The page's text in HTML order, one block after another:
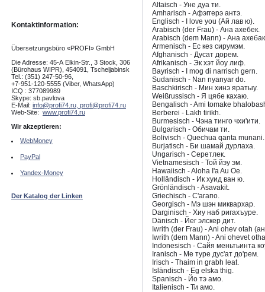
Kontaktinformation:
Übersetzungsbüro «PROFI» GmbH
Die Adresse: 45-А Elkin-Str., 3 Stock, 306
(Bürohaus WIPR), 454091, Tscheljabinsk
Tel.: (351) 247-50-96,
+7-951-120-5555 (Viber, WhatsApp)
ICQ : 377089989
Skype: sb.pavlova
E-Mail: info@profi74.ru, profi@profi74.ru
Web-Site: www.profi74.ru
Wir akzeptieren:
WebMoney
PayPal
Yandex-Money
Der Katalog der Linken
Altaisch - Уне дуа ти.
Amharisch - Афэггерэ антэ.
Englisch - I love you (Ай лав ю).
Arabisch (der Frau) - Ана ахебек.
Arabisch (dem Mann) - Ана
Armenisch - Ес кез сирумэм.
Afghanisch - Дусат дорем.
Afrikanisch - Эк хэт йоу лиф.
Bayrisch - I mog di narrisch gern.
Sudanisch - Nan nyanyar do.
Baschkirisch - Мин хинэ яратыу.
Weißrussisch - Я цябе кахаю.
Bengalisch - Ami tomake
Berberei - Lakh tirikh.
Burmesisch - Чэна тинго чхи'ити.
Bulgarisch - Обичам ти.
Bolivisch - Quechua qanta munani.
Burjatisch - Би шамай дурлаха.
Ungarisch - Серетлек.
Vietnamesisch - Той йэу эм.
Hawaiisch - Aloha I'a Au Oe.
Holländisch - Ик хуид ван ю.
Grönländisch - Asavakit.
Griechisch - С'агапо.
Georgisch - Мэ шэн миквархар.
Darginisch - Хиу наб ригахъуре.
Dänisch - Йег элскер дит.
Iwrith (der Frau) - Ani ohev otah
Iwrith (dem Mann) - Ani ohevet
Indonesisch - Сайя меньтьинта
Iranisch - Ме туре дус'ат до'рем.
Irisch - Thaim in grabh leat.
Isländisch - Eg elska thig.
Spanisch - Йо тэ амо.
Italienisch - Ти амо.